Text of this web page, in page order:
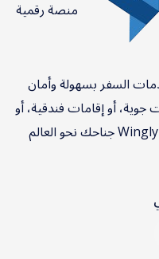
منصة رقمية
السفر بسهولة وأمان
أو إقامات فندقية، أو